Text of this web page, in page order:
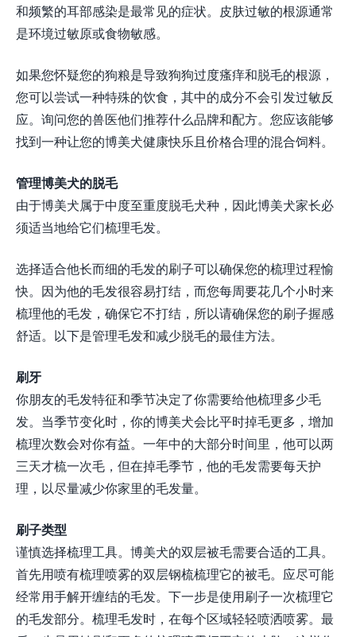
和频繁的耳部感染是最常见的症状。皮肤过敏的根源通常
是环境过敏原或食物敏感。
如果您怀疑您的狗粮是导致狗狗过度瘙痒和脱毛的根源，
您可以尝试一种特殊的饮食，其中的成分不会引发过敏反
应。询问您的兽医他们推荐什么品牌和配方。您应该能够
找到一种让您的博美犬健康快乐且价格合理的混合饲料。
管理博美犬的脱毛
由于博美犬属于中度至重度脱毛犬种，因此博美犬家长必
须适当地给它们梳理毛发。
选择适合他长而细的毛发的刷子可以确保您的梳理过程愉
快。因为他的毛发很容易打结，而您每周要花几个小时来
梳理他的毛发，确保它不打结，所以请确保您的刷子握感
舒适。以下是管理毛发和减少脱毛的最佳方法。
刷牙
你朋友的毛发特征和季节决定了你需要给他梳理多少毛
发。当季节变化时，你的博美犬会比平时掉毛更多，增加
梳理次数会对你有益。一年中的大部分时间里，他可以两
三天才梳一次毛，但在掉毛季节，他的毛发需要每天护
理，以尽量减少你家里的毛发量。
刷子类型
谨慎选择梳理工具。博美犬的双层被毛需要合适的工具。
首先用喷有梳理喷雾的双层钢梳梳理它的被毛。应尽可能
经常用手解开缠结的毛发。下一步是使用刷子一次梳理它
的毛发部分。梳理毛发时，在每个区域轻轻喷洒喷雾。最